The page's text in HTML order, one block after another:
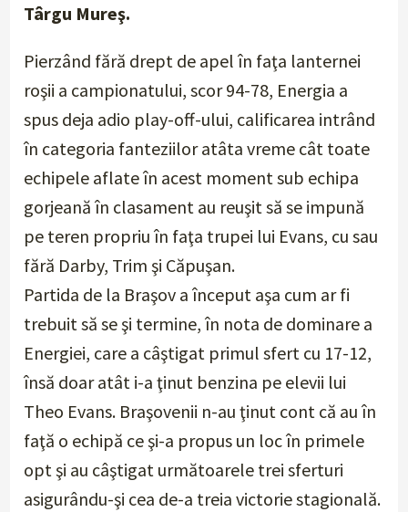
Târgu Mureş.
Pierzând fără drept de apel în faţa lanternei
roşii a campionatului, scor 94-78, Energia a
spus deja adio play-off-ului, calificarea intrând
în categoria fanteziilor atâta vreme cât toate
echipele aflate în acest moment sub echipa
gorjeană în clasament au reuşit să se impună
pe teren propriu în faţa trupei lui Evans, cu sau
fără Darby, Trim şi Căpuşan.
Partida de la Braşov a început aşa cum ar fi
trebuit să se şi termine, în nota de dominare a
Energiei, care a câştigat primul sfert cu 17-12,
însă doar atât i-a ţinut benzina pe elevii lui
Theo Evans. Braşovenii n-au ţinut cont că au în
faţă o echipă ce şi-a propus un loc în primele
opt şi au câştigat următoarele trei sferturi
asigurându-şi cea de-a treia victorie stagională.